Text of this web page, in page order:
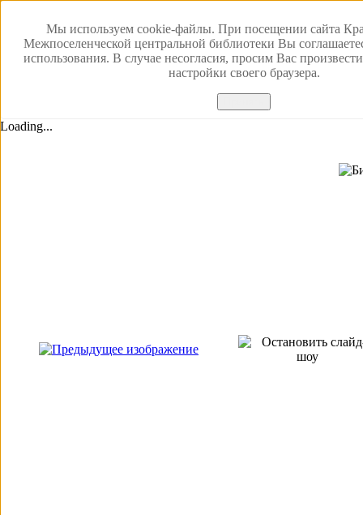
Мы используем cookie-файлы. При посещении сайта
Межпоселенческой центральной библиотеки Вы
использования. В случае несогласия, просим Вас
настройки своего браузера.
Loading...